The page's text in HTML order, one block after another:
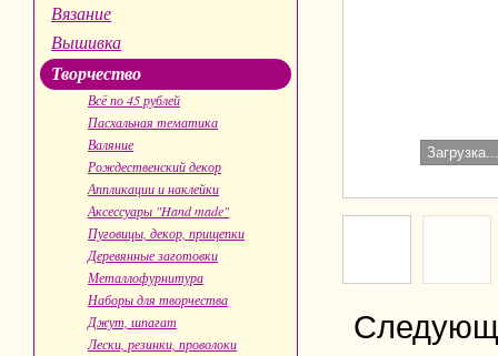
Вязание
Вышивка
Творчество
Всё по 45 рублей
Пасхальная тематика
Валяние
Рождественский декор
Аппликации и наклейки
Аксессуары "Hand made"
Пуговицы, декор, прищепки
Деревянные заготовки
Металлофурнитура
Наборы для творчества
Джут, шпагат
Лески, резинки, проволоки